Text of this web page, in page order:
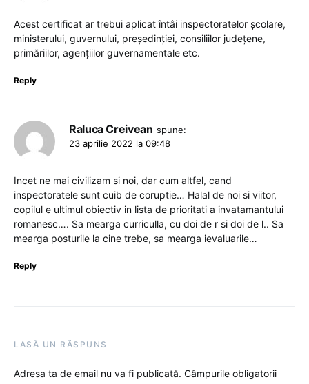
Acest certificat ar trebui aplicat întâi inspectoratelor școlare,
ministerului, guvernului, președinției, consiliilor județene,
primăriilor, agențiilor guvernamentale etc.
Reply
Raluca Creivean spune:
23 aprilie 2022 la 09:48
Incet ne mai civilizam si noi, dar cum altfel, cand
inspectoratele sunt cuib de coruptie… Halal de noi si viitor,
copilul e ultimul obiectiv in lista de prioritati a invatamantului
romanesc…. Sa mearga curriculla, cu doi de r si doi de l.. Sa
mearga posturile la cine trebe, sa mearga ievaluarile…
Reply
LASĂ UN RĂSPUNS
Adresa ta de email nu va fi publicată. Câmpurile obligatorii